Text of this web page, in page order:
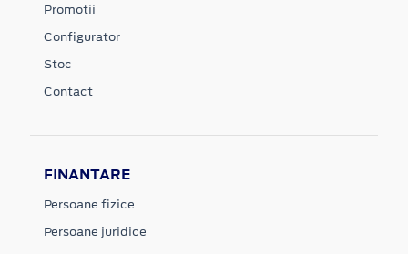
Promotii
Configurator
Stoc
Contact
FINANTARE
Persoane fizice
Persoane juridice